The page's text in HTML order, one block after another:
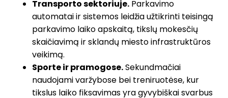
Transporto sektoriuje. Parkavimo
automatai ir sistemos leidžia užtikrinti teisingą
parkavimo laiko apskaitą, tikslų mokesčių
skaičiavimą ir sklandų miesto infrastruktūros
veikimą.
Sporte ir pramogose.Sekundmačiai
naudojami varžybose bei treniruotėse, kur
tikslus laiko fiksavimas yra gyvybiškai svarbus